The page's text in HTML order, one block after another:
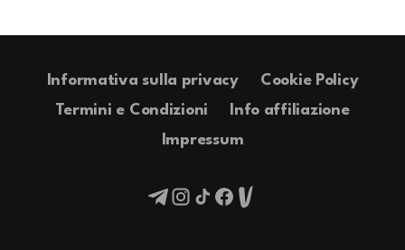
Informativa sulla privacy
Cookie Policy
Termini e Condizioni
Info affiliazione
Impressum